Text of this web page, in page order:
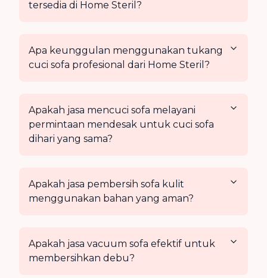
tersedia di Home Steril?
Apa keunggulan menggunakan tukang
cuci sofa profesional dari Home Steril?
Apakah jasa mencuci sofa melayani
permintaan mendesak untuk cuci sofa
dihari yang sama?
Apakah jasa pembersih sofa kulit
menggunakan bahan yang aman?
Apakah jasa vacuum sofa efektif untuk
membersihkan debu?